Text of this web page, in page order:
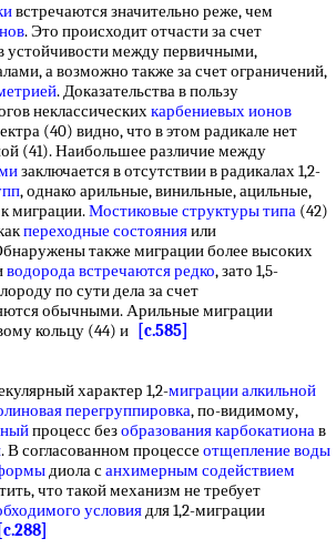
встречаются значительно реже, чем
. Это происходит отчасти за счет
устойчивости между первичными,
а возможно также за счет ограничений,
. Доказательства в пользу
неклассическихкарбениевых ионов
(40) видно, что в этом радикале нет
(41). Наибольшее различие между
заключается в отсутствии в радикалах 1,2-
, однако арильные, винильные, ацильные,
миграции.Мостиковые структурытипа (42)
переходные состоянияили
также миграции более высоких
водородавстречаются редко, зато 1,5-
по сути дела за счет
обычными. Арильные миграции
кольцу (44) и
[c.585]
характер 1,2-миграции алкильной
перегруппировка, по-видимому,
процесс безобразования карбокатионав
. В согласованном процессе отщепление воды
диола санхимерным содействием
что такой механизм не требует
условиядля 1,2-миграции
[c.288]